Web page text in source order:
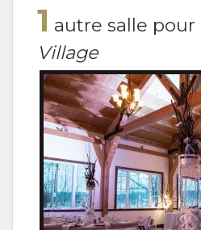
1 autre salle pour
Village